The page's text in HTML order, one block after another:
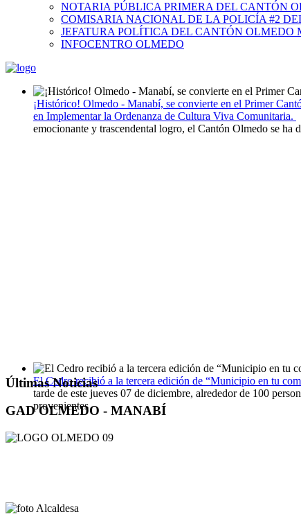
NOTARIA PÚBLICA PRIMERA DEL CANTÓN
COMISARIA NACIONAL DE LA POLICÍA #2
JEFATURA POLÍTICA DEL CANTÓN OLMEDO
INFOCENTRO OLMEDO
¡Histórico! Olmedo - Manabí, se convierte en el Primer
en Implementar la Ordenanza de Cultura Viva Comunitaria.
emocionante y trascendental logro, el Cantón Olmedo se ha d
El Cedro recibió a la tercera edición de “Municipio en tu
tarde de este jueves 07 de diciembre, alrededor de 100
provenientes
Últimas Noticias
GAD OLMEDO - MANABÍ